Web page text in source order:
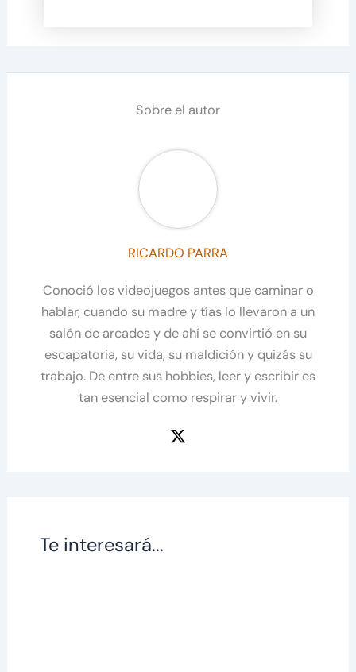
Sobre el autor
RICARDO PARRA
Conoció los videojuegos antes que caminar o
hablar, cuando su madre y tías lo llevaron a un
salón de arcades y de ahí se convirtió en su
escapatoria, su vida, su maldición y quizás su
trabajo. De entre sus hobbies, leer y escribir es
tan esencial como respirar y vivir.
Te interesará...